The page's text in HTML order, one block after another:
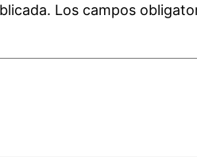
Los campos